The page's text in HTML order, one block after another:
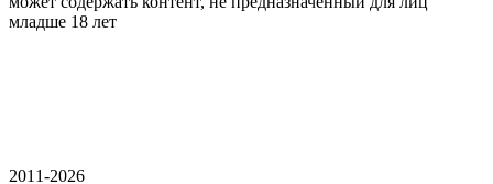
младше 18 лет
2011-2026